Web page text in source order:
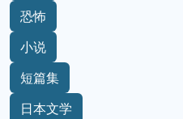
恐怖
小说
短篇集
日本文学